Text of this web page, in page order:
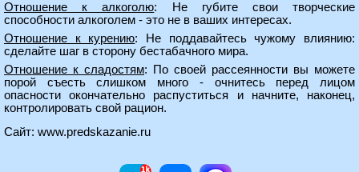
Отношение к алкоголю: Не губите свои творческие
способности алкоголем - это не в ваших интересах.
Отношение к курению: Не поддавайтесь чужому влиянию:
сделайте шаг в сторону бестабачного мира.
Отношение к сладостям: По своей рассеянности вы можете
порой съесть слишком много - очнитесь перед лицом
опасности окончательно распуститься и начните, наконец,
контролировать свой рацион.
Сайт: www.predskazanie.ru